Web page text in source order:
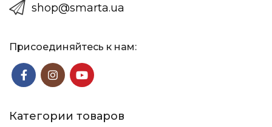
shop@smarta.ua
Присоединяйтесь к нам:
Категории товаров